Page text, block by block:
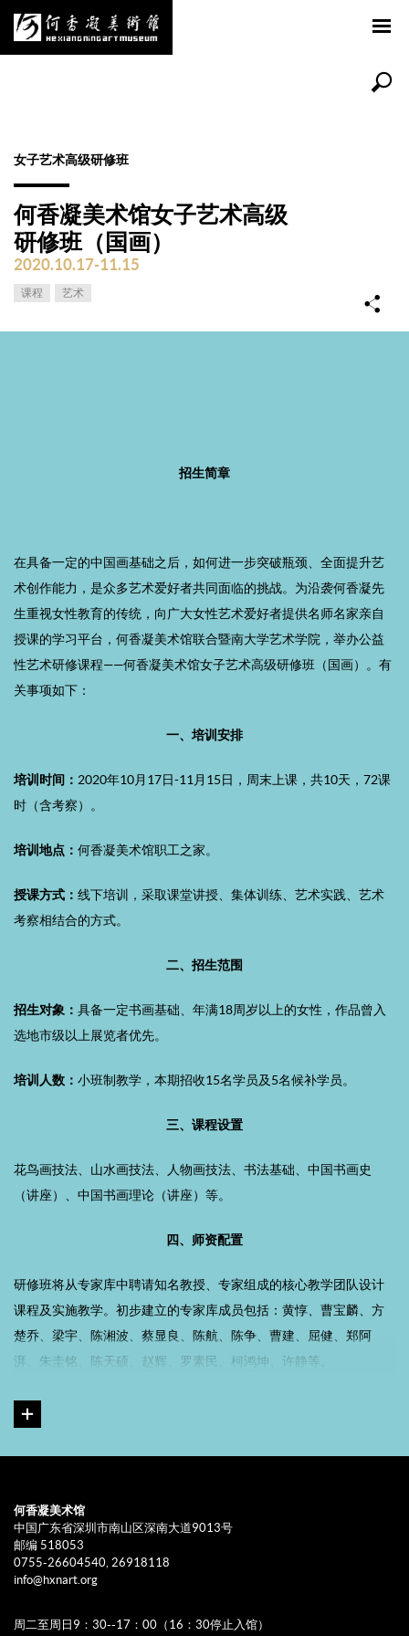
女子艺术高级研修班
何香凝美术馆女子艺术高级
研修班（国画）
2020.10.17-11.15
课程 艺术
招生简章
在具备一定的中国画基础之后，如何进一步突破瓶颈、全面提升艺
术创作能力，是众多艺术爱好者共同面临的挑战。为沿袭何香凝先
生重视女性教育的传统，向广大女性艺术爱好者提供名师名家亲自
授课的学习平台， 何香凝美术馆联合暨南大学艺术学院，举办公益
性艺术研修课程——何香凝美术馆女子艺术高级研修班（国画）。有
关事项如下：
一、培训安排
培训 时间： 2020年10月17日-11月15日，周末上课，共10天，72课
时（含考察）。
培训地点： 何香凝美术馆职工之家。
授课方式： 线下培训，采取课堂讲授、集体训练、艺术实践、艺术
考察相结合的方式。
二、招生范围
招生对象： 具备一定书画基础、年满18周岁以上的女性，作品曾入
选地市级以上展览者优先。
培训人数： 小班制教学，本期招收15名学员及5名候补学员。
三、课程设置
花鸟画技法、山水画技法、人物画技法、书法基础、中国书画史
（讲座）、中国书画理论（讲座）等。
四、师资配置
研修班将从专家库中聘请知名教授、专家组成的核心教学团队设计
课程及实施教学。初步建立的专家库成员包括：黄惇、曹宝麟、方
楚乔、梁宇、陈湘波、蔡显良、陈航、陈争、曹建、屈健、郑阿
湃、朱圭铭、陈天硕、赵辉、罗素民、柯鸿坤、许静等。
考勤：培训期间如遇特殊情况不能参与课程的，应至少提前一天请
假；请假未经批准，擅自缺勤者视为旷课。
订《学习保证金协议书》，缴交学习保证金5000元，课程结束后原
何香凝美术馆
中国广东省深圳市南山区深南大道9013号
邮编 518053
0755-26604540, 26918118
info@hxnart.org
周二至周日9：30--17：00（16：30停止入馆）